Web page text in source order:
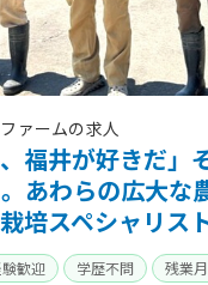
ァームの求人
、福井が好きだ」
あわらの広大な
培スペシャリスト
歓迎 学歴不問
残業